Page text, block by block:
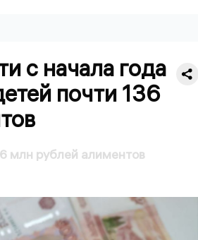
с начала года
почти 136
млн рублей алиментов